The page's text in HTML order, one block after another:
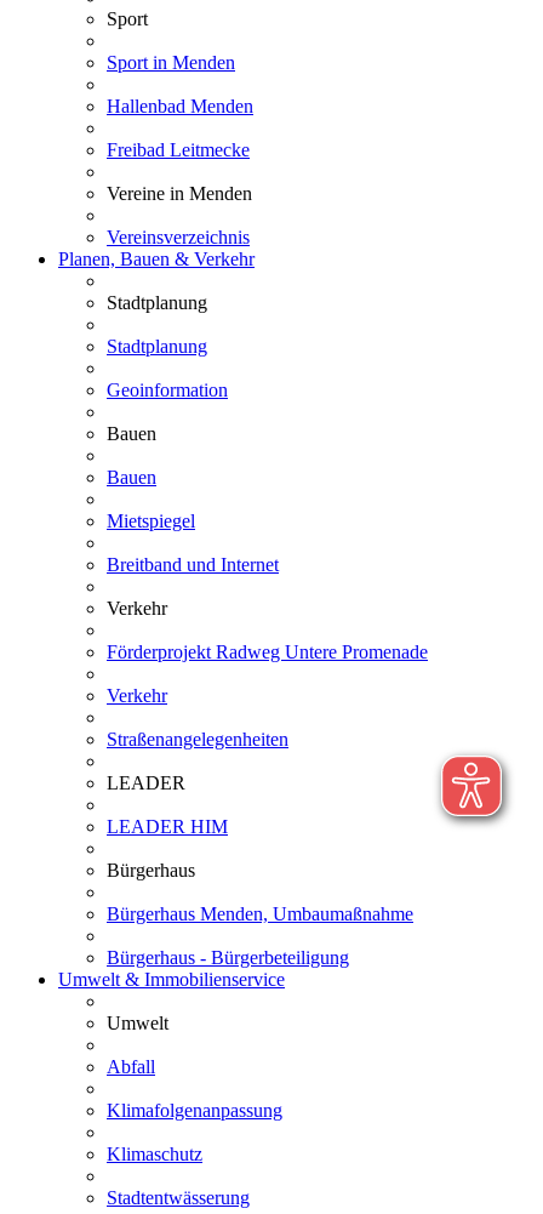
Sport
Sport in Menden
Hallenbad Menden
Freibad Leitmecke
Vereine in Menden
Vereinsverzeichnis
Planen, Bauen & Verkehr
Stadtplanung
Stadtplanung
Geoinformation
Bauen
Bauen
Mietspiegel
Breitband und Internet
Verkehr
Förderprojekt Radweg Untere Promenade
Verkehr
Straßenangelegenheiten
LEADER
LEADER HIM
Bürgerhaus
Bürgerhaus Menden, Umbaumaßnahme
Bürgerhaus - Bürgerbeteiligung
Umwelt & Immobilienservice
Umwelt
Abfall
Klimafolgenanpassung
Klimaschutz
Stadtentwässerung